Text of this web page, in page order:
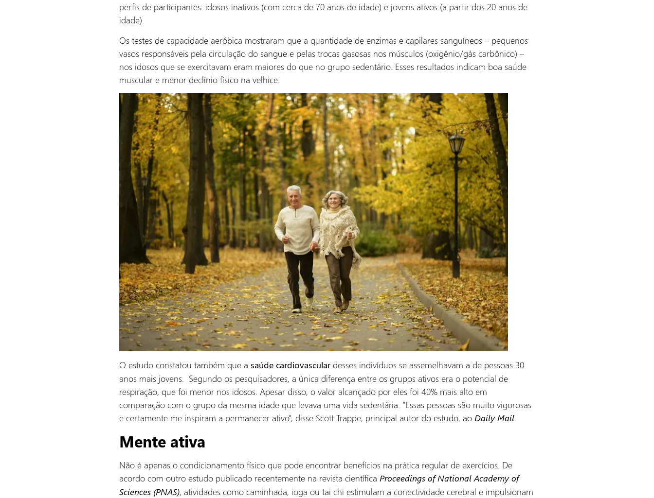
perfis de participantes: idosos inativos (com cerca de 70 anos de idade) e jovens ativos (a partir dos 20 anos de
idade).
Os testes de capacidade aeróbica mostraram que a quantidade de enzimas e capilares sanguíneos – pequenos
vasos responsáveis pela circulação do sangue e pelas trocas gasosas nos músculos (oxigênio/gás carbônico) –
nos idosos que se exercitavam eram maiores do que no grupo sedentário. Esses resultados indicam boa saúde
muscular e menor declínio físico na velhice.
O estudo constatou também que a saúde cardiovasculardesses indivíduos se assemelhavam a de pessoas 30
anos mais jovens. Segundo os pesquisadores, a única diferença entre os grupos ativos era o potencial de
respiração, que foi menor nos idosos. Apesar disso, o valor alcançado por eles foi 40% mais alto em
comparação com o grupo da mesma idade que levava uma vida sedentária. “Essas pessoas são muito vigorosas
e certamente me inspiram a permanecer ativo”, disse Scott Trappe, principal autor do estudo, ao Daily Mail.
Mente ativa
Não é apenas o condicionamento físico que pode encontrar benefícios na prática regular de exercícios. De
acordo com outro estudo publicado recentemente na revista científica Proceedings of National Academy of
Sciences (PNAS), atividades como caminhada, ioga ou tai chi estimulam a conectividade cerebral e impulsionam